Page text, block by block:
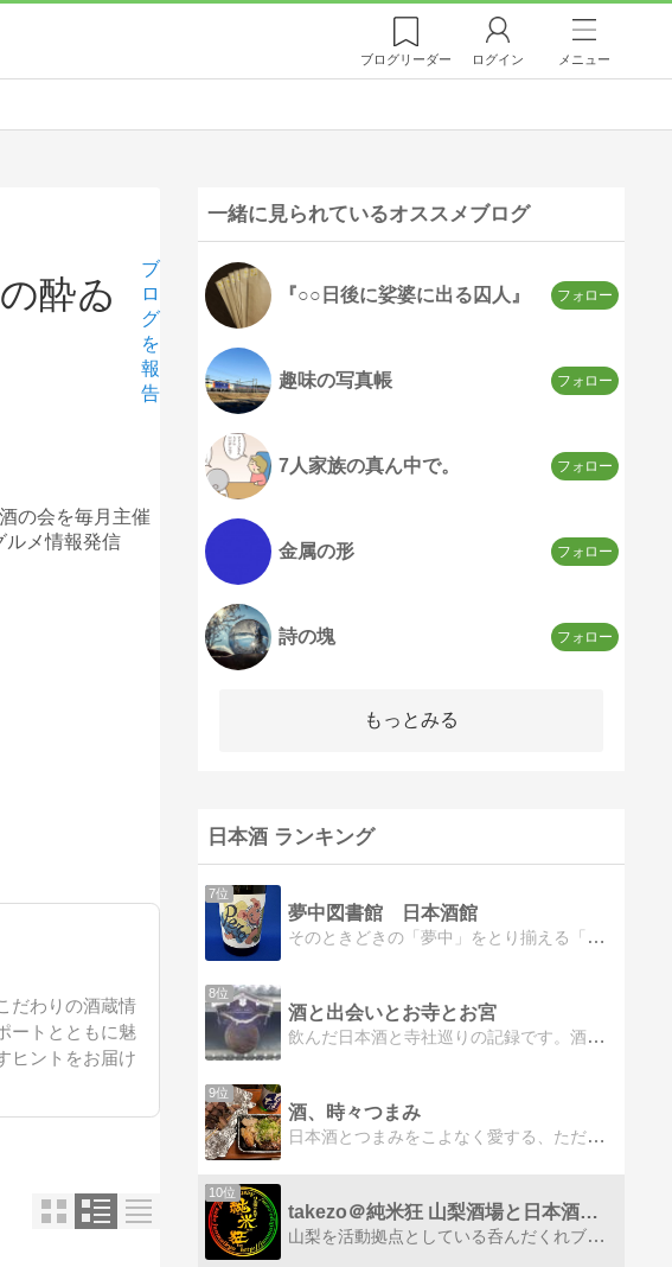
ブログリーダー ログイン メニュー
酔ゐ
ブ
ロ
グ
を
報
告
の会を毎月主催
ルメ情報発信
だわりの酒蔵情
ートとともに魅
ヒントをお届け
一緒に見られているオススメブログ
『○○日後に娑婆に出る囚人』
趣味の写真帳
7人家族の真ん中で。
金属の形
詩の塊
もっとみる
日本酒 ランキング
7位
夢中図書館 日本酒館
そのときどきの「夢中」をとり揃える「夢中図書館」。ここはそのなかでも、日本酒の「夢中」を集めた「日本酒館」です。Welcome to the ’Sake' f…
8位
酒と出会いとお寺とお宮
飲んだ日本酒と寺社巡りの記録です。酒蔵を訪ねたりイベントに出かけてはいろんな日本酒を楽しんでいます。
9位
酒、時々つまみ
日本酒とつまみをこよなく愛する、ただのサラリーマンが運営するブログです。新潟清酒達人検定「銅」の達人取得。日本酒に少しでも興味を持っていただければ幸いです。
10位
takezo＠純米狂 山梨酒場と日本酒の酔ゐどれ日記
山梨を活動拠点としている呑んだくれブロガー！！山梨（甲府近辺）で「純米狂」というゆる〜い日本酒の会を毎月主催している 唎酒師takezoです！！定例会以外の週末は あちこちそっちとお店を呑みパトロール！！山梨グルメ情報発信中！！